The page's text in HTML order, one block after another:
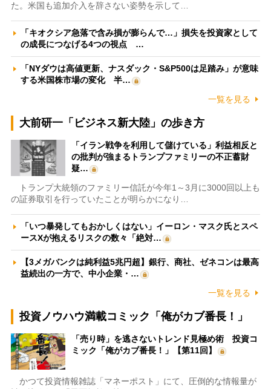
た。米国も追加介入を辞さない姿勢を示して…
「キオクシア急落で含み損が膨らんで…」損失を投資家として
の成長につなげる4つの視点 …
「NYダウは高値更新、ナスダック・S&P500は足踏み」が意味
する米国株市場の変化 半…
一覧を見る
大前研一「ビジネス新大陸」の歩き方
「イラン戦争を利用して儲けている」利益相反と
の批判が強まるトランプファミリーの不正蓄財
疑…
トランプ大統領のファミリー信託が今年1～3月に3000回以上も
の証券取引を行っていたことが明らかになり…
「いつ暴発してもおかしくはない」イーロン・マスク氏とスペ
ースXが抱えるリスクの数々「絶対…
【3メガバンクは純利益5兆円超】銀行、商社、ゼネコンは最高
益続出の一方で、中小企業・…
一覧を見る
投資ノウハウ満載コミック「俺がカブ番長！」
「売り時」を逃さないトレンド見極め術 投資コ
ミック「俺がカブ番長！」【第11回】
かつて投資情報雑誌「マネーポスト」にて、圧倒的な情報量が